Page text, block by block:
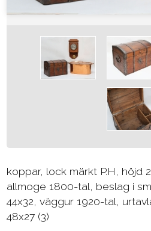
koppar, lock märkt P.H, höjd
allmoge 1800-tal, beslag i
44x32, väggur 1920-tal,
48x27 (3)